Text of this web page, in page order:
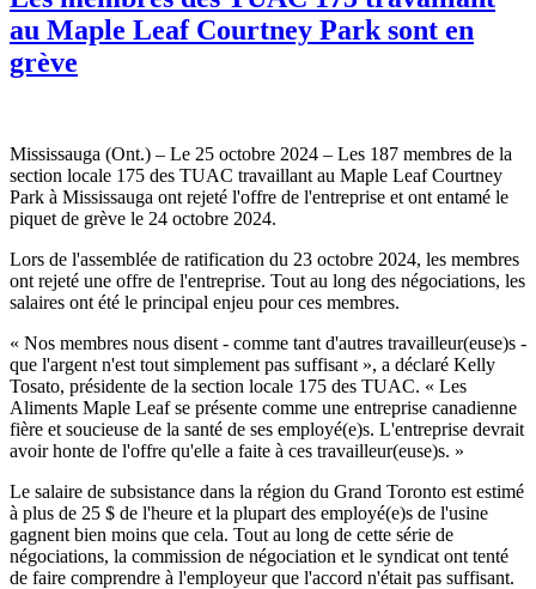
au Maple Leaf Courtney Park sont en
grève
Mississauga (Ont.) – Le 25 octobre 2024 – Les 187 membres de la
section locale 175 des TUAC travaillant au Maple Leaf Courtney
Park à Mississauga ont rejeté l'offre de l'entreprise et ont entamé le
piquet de grève le 24 octobre 2024.
Lors de l'assemblée de ratification du 23 octobre 2024, les membres
ont rejeté une offre de l'entreprise. Tout au long des négociations, les
salaires ont été le principal enjeu pour ces membres.
« Nos membres nous disent - comme tant d'autres travailleur(euse)s -
que l'argent n'est tout simplement pas suffisant », a déclaré Kelly
Tosato, présidente de la section locale 175 des TUAC. « Les
Aliments Maple Leaf se présente comme une entreprise canadienne
fière et soucieuse de la santé de ses employé(e)s. L'entreprise devrait
avoir honte de l'offre qu'elle a faite à ces travailleur(euse)s. »
Le salaire de subsistance dans la région du Grand Toronto est estimé
à plus de 25 $ de l'heure et la plupart des employé(e)s de l'usine
gagnent bien moins que cela. Tout au long de cette série de
négociations, la commission de négociation et le syndicat ont tenté
de faire comprendre à l'employeur que l'accord n'était pas suffisant.